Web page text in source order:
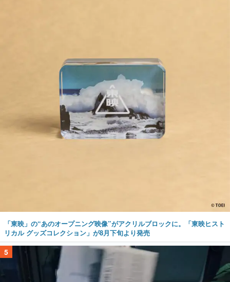
「東映」の“あのオープニング映像”がアクリルブロックに。「東映ヒスト
リカル グッズコレクション」が8月下旬より発売
5